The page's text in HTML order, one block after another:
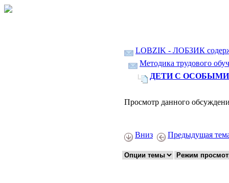
LOBZIK - ЛОБЗИК
Методика трудового
ДЕТИ С ОСОБЫМИ
Просмотр данного
Вниз Предыдущая